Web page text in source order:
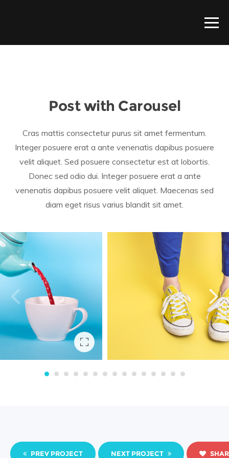
Post with Carousel
Cras mattis consectetur purus sit amet fermentum.
Integer posuere erat a ante venenatis dapibus posuere
velit aliquet. Sed posuere consectetur est at lobortis.
Donec sed odio dui. Integer posuere erat a ante
venenatis dapibus posuere velit aliquet. Maecenas sed
diam eget risus varius blandit sit amet.
PREV PROJECT NEXT PROJECT